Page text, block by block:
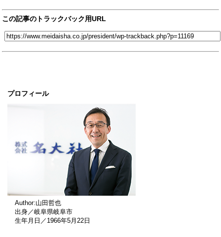
プロフィール
Author:山田哲也
出身／岐阜県岐阜市
生年月日／1966年5月22日
この記事のトラックバック用URL